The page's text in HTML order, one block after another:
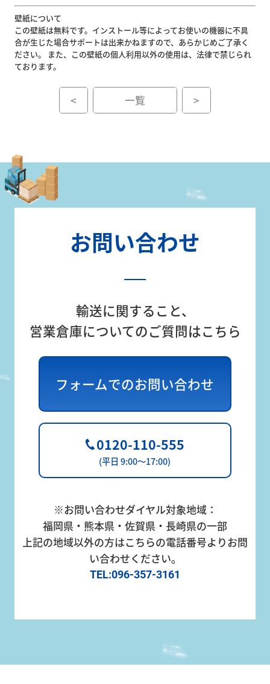
ト
ピ
ッ
採
用
サ
～17:00)
せ
壁紙について
この壁紙は無料です。インストール等によってお使いの機器に不具
合が生じた場合サポートは出来かねますので、あらかじめご了承く
ださい。 また、この壁紙の個人利用以外の使用は、法律で禁じられ
ております。
< 一覧 >
お問い合わせ
輸送に関すること、
営業倉庫についてのご質問はこちら
0120-110-555
(平日 9:00～17:00)
フォームでのお問い合わせ
※お問い合わせダイヤル対象地域：
福岡県・熊本県・佐賀県・長崎県の一部
上記の地域以外の方はこちらの電話番号よりお問
い合わせください。
TEL:096-357-3161